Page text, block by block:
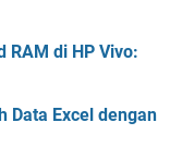
RAM di HP Vivo:
Data Excel dengan